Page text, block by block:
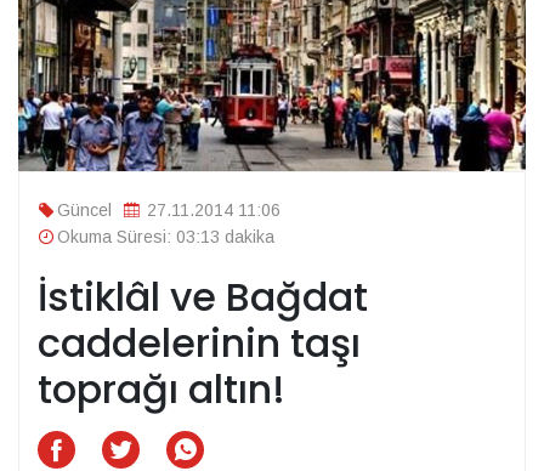
Güncel
27.11.2014 11:06
Okuma Süresi: 03:13 dakika
İstiklâl ve Bağdat
caddelerinin taşı
toprağı altın!